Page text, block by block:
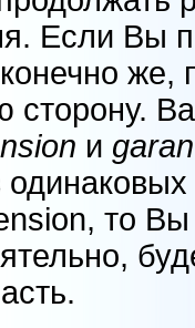
Если Вы
же,
сторону.
и
то